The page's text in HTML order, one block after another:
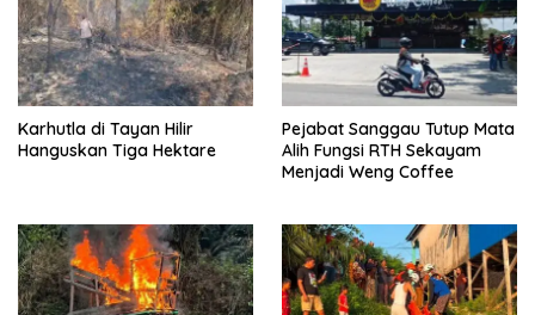
Karhutla di Tayan Hilir
Hanguskan Tiga Hektare
Pejabat Sanggau Tutup Mata
Alih Fungsi RTH Sekayam
Menjadi Weng Coffee